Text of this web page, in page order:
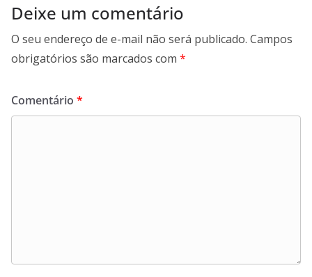
Deixe um comentário
O seu endereço de e-mail não será publicado. Campos
obrigatórios são marcados com *
Comentário *